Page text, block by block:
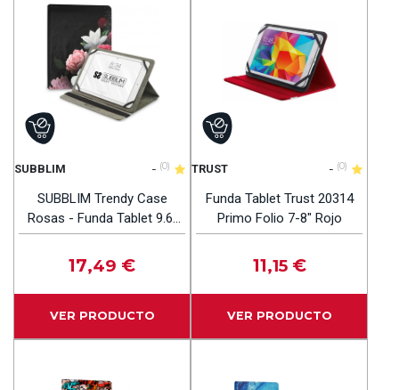
SUBBLIM - (0)
SUBBLIM Trendy Case
Rosas - Funda Tablet 9.6"
A 11"
17,49 €
VER PRODUCTO
TRUST - (0)
Funda Tablet Trust 20314
Primo Folio 7-8" Rojo
11,15 €
VER PRODUCTO